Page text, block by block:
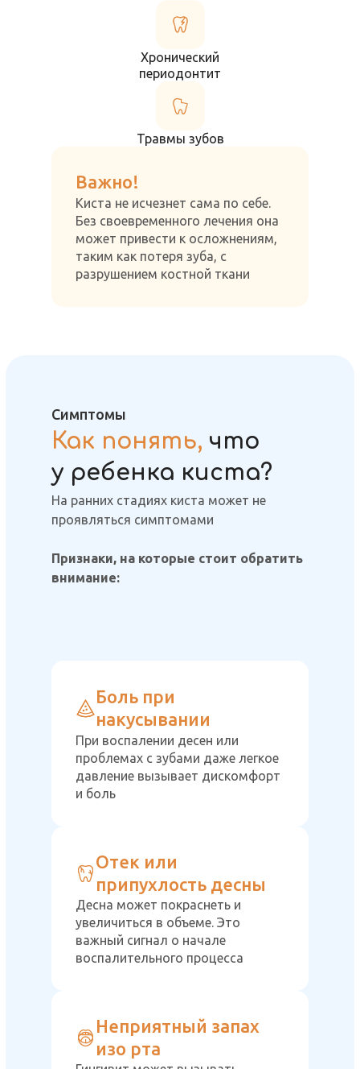
Хронический
периодонтит
Травмы зубов
Важно!
Киста не исчезнет сама по себе.
Без своевременного лечения она
может привести к осложнениям,
таким как потеря зуба, c
разрушением костной ткани
Симптомы
Как понять, что
у ребенка киста?
На ранних стадиях киста может не
проявляться симптомами
Признаки, на которые стоит обратить
внимание:
Боль при
накусывании
При воспалении десен или
проблемах с зубами даже легкое
давление вызывает дискомфорт
и боль
Отек или
припухлость десны
Десна может покраснеть и
увеличиться в объеме. Это
важный сигнал о начале
воспалительного процесса
Неприятный запах
изо рта